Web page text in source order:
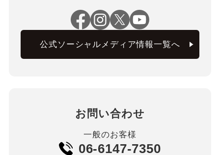
公式ソーシャルメディア情報一覧へ
お問い合わせ
一般のお客様
06-6147-7350